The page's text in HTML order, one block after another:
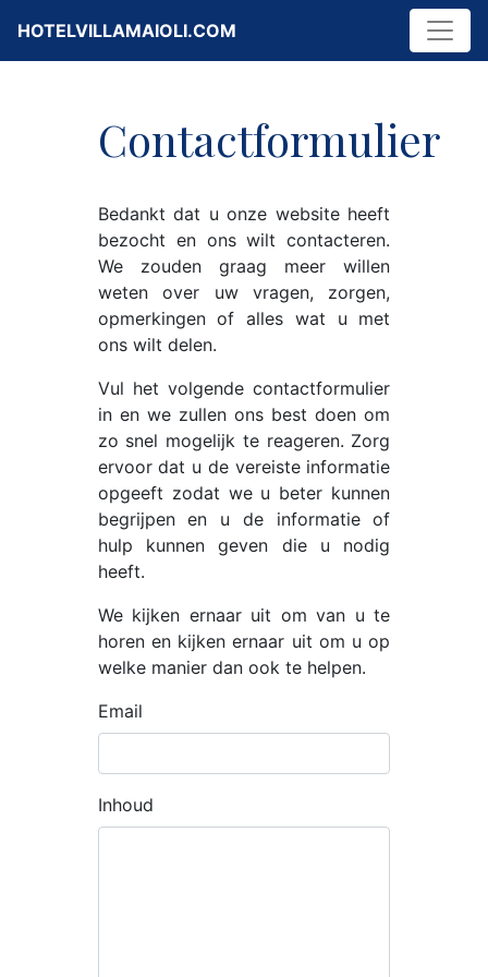
HOTELVILLAMAIOLI.COM
Contactformulier
Bedankt dat u onze website heeft
bezocht en ons wilt contacteren.
We zouden graag meer willen
weten over uw vragen, zorgen,
opmerkingen of alles wat u met
ons wilt delen.
Vul het volgende contactformulier
in en we zullen ons best doen om
zo snel mogelijk te reageren. Zorg
ervoor dat u de vereiste informatie
opgeeft zodat we u beter kunnen
begrijpen en u de informatie of
hulp kunnen geven die u nodig
heeft.
We kijken ernaar uit om van u te
horen en kijken ernaar uit om u op
welke manier dan ook te helpen.
Email
Inhoud